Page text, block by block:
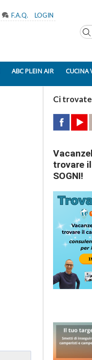
F.A.Q. LOGIN
ABC PLEIN AIR CUCINA
Ci trovate
trovare
SOGNI!